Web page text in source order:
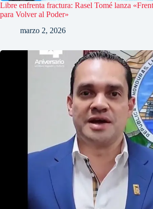
Libre enfrenta fractura: Rasel Tomé lanza
para Volver al Poder»
marzo 2, 2026